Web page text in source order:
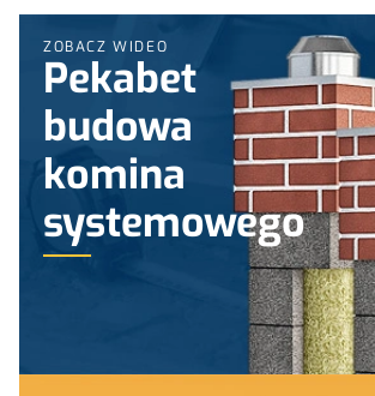
ZOBACZ WIDEO
Pekabet
budowa
komina
systemowego